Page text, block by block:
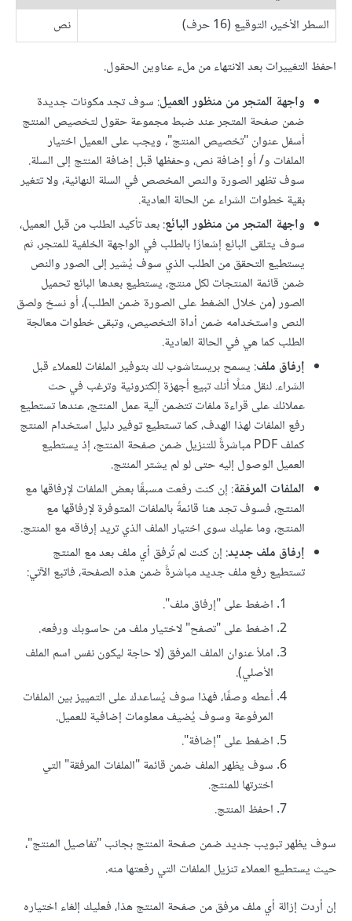
السطر الأخير، التوقيع (16 حرف)
نص
احفظ التغييرات بعد الانتهاء من ملء عناوين الحقول.
واجهة المتجر من منظور العميل: سوف تجد مكونات جديدة
ضمن صفحة المتجر عند ضبط مجموعة حقول لتخصيص المنتج
أسفل عنوان "تخصيص المنتج"، ويجب على العميل اختيار
الملفات و/ أو إضافة نص، وحفظها قبل إضافة المنتج إلى السلة.
سوف تظهر الصورة والنص المخصص في السلة النهائية، ولا تتغير
بقية خطوات الشراء عن الحالة العادية.
واجهة المتجر من منظور البائع: بعد تأكيد الطلب من قبل العميل،
سوف يتلقى البائع إشعارًا بالطلب في الواجهة الخلفية للمتجر، ثم
يستطيع التحقق من الطلب الذي سوف يُشير إلى الصور والنص
ضمن قائمة المنتجات لكل منتج، يستطيع بعدها البائع تحميل
الصور (من خلال الضغط على الصورة ضمن الطلب)، أو نسخ ولصق
النص واستخدامه ضمن أداة التخصيص، وتبقى خطوات معالجة
الطلب كما هي في الحالة العادية.
إرفاق ملف: يسمح بريستاشوب لك بتوفير الملفات للعملاء قبل
الشراء. لنقل مثلًا أنك تبيع أجهزة إلكترونية وترغب في حث
عملائك على قراءة ملفات تتضمن آلية عمل المنتج، عندها تستطيع
رفع الملفات لهذا الهدف، كما تستطيع توفير دليل استخدام المنتج
كملف PDF مباشرةً للتنزيل ضمن صفحة المنتج، إذ يستطيع
العميل الوصول إليه حتى لو لم يشتر المنتج.
الملفات المرفقة: إن كنت رفعت مسبقًا بعض الملفات لإرفاقها مع
المنتج، فسوف تجد هنا قائمةً بالملفات المتوفرة لإرفاقها مع
المنتج، وما عليك سوى اختيار الملف الذي تريد إرفاقه مع المنتج.
إرفاق ملف جديد: إن كنت لم تُرفق أي ملف بعد مع المنتج
تستطيع رفع ملف جديد مباشرةً ضمن هذه الصفحة، فاتبع الآتي:
اضغط على "إرفاق ملف".
اضغط على "تصفح" لاختيار ملف من حاسوبك ورفعه.
املأ عنوان الملف المرفق (لا حاجة ليكون نفس اسم الملف
الأصلي).
أعطه وصفًا، فهذا سوف يُساعدك على التمييز بين الملفات
المرفوعة وسوف يُضيف معلومات إضافية للعميل.
اضغط على "إضافة".
سوف يظهر الملف ضمن قائمة "الملفات المرفقة" التي
اخترتها للمنتج.
احفظ المنتج.
سوف يظهر تبويب جديد ضمن صفحة المنتج بجانب "تفاصيل المنتج"،
حيث يستطيع العملاء تنزيل الملفات التي رفعتها منه.
إن أردت إزالة أي ملف مرفق من صفحة المنتج هذا، فعليك إلغاء اختياره